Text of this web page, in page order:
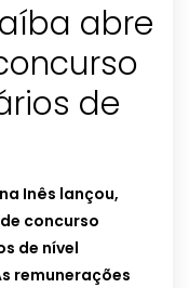
abre
de
Inês lançou,
concurso
de nível
remunerações